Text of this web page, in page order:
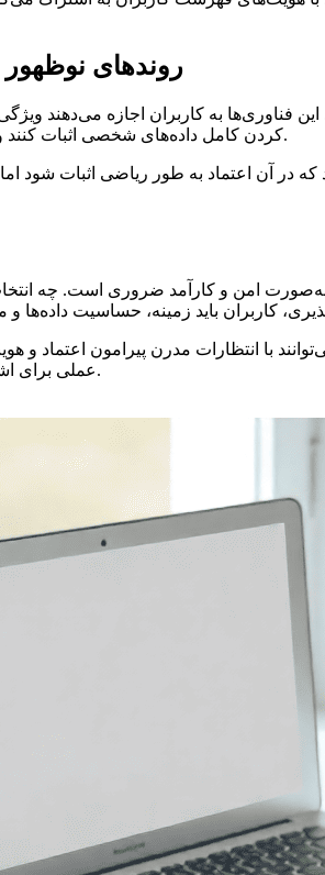
روندهای نوظهور
کردن کامل داده‌های شخصی اثبات کنند و چارچوب‌های اعتماد حفظ‌کننده حریم خصوصی را پشتیبانی می‌کنند.
در آن اعتماد به طور ریاضی اثبات شود
به‌صورت امن و کارآمد ضروری است.
عملی برای اشتراک امن، سریع و در دسترس بدون پیچیدگی غیرضروری ارائه دهند.